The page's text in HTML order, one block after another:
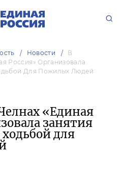
Новости
В
Россия» Организовала
Для Пожилых Людей
«Единая
занятия
для